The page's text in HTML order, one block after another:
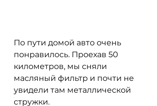
По пути домой авто очень
понравилось. Проехав 50
километров, мы сняли
масляный фильтр и почти не
увидели там металлической
стружки.